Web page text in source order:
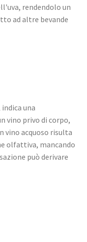
rendendolo un
ad altre bevande
una
vino privo di corpo,
vino acquoso risulta
olfattiva, mancando
può derivare